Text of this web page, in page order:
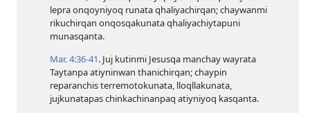
lepra onqoyniyoq runata qhaliyachirqan; chaywanmi
rikuchirqan onqosqakunata qhaliyachiytapuni
munasqanta.
Mar. 4:​36-41. Juj kutinmi Jesusqa manchay wayrata
Taytanpa atiyninwan thanichirqan; chaypin
reparanchis terremotokunata, lloqllakunata,
jujkunatapas chinkachinanpaq atiyniyoq kasqanta.